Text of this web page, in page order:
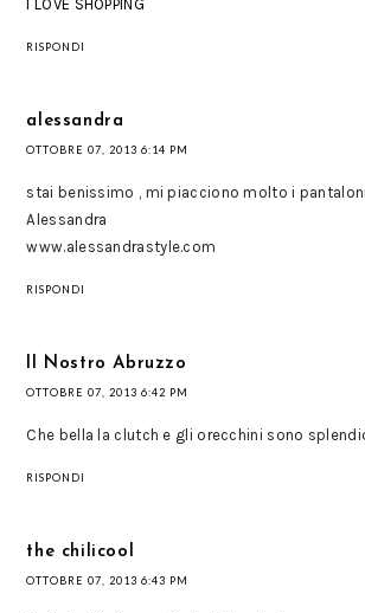
I LOVE SHOPPING
RISPONDI
alessandra
OTTOBRE 07, 2013 6:14 PM
stai benissimo , mi piacciono molto i
Alessandra
www.alessandrastyle.com
RISPONDI
Il Nostro Abruzzo
OTTOBRE 07, 2013 6:42 PM
Che bella la clutch e gli orecchini sono
RISPONDI
the chilicool
OTTOBRE 07, 2013 6:43 PM